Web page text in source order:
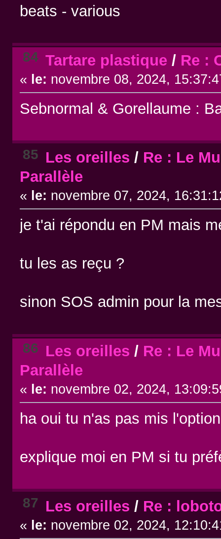
beats - various
84 Tartare plastique / Re :
« le: novembre 08, 2024,
Sebnormal & Gorellaume :
85 Les oreilles / Re : Le
Parallèle
« le: novembre 07, 2024,
je t'ai répondu en PM mais
tu les as reçu ?
sinon SOS admin pour la
86 Les oreilles / Re : Le
Parallèle
« le: novembre 02, 2024,
ha oui tu n'as pas mis
explique moi en PM si tu
87 Les oreilles / Re :
« le: novembre 02, 2024,